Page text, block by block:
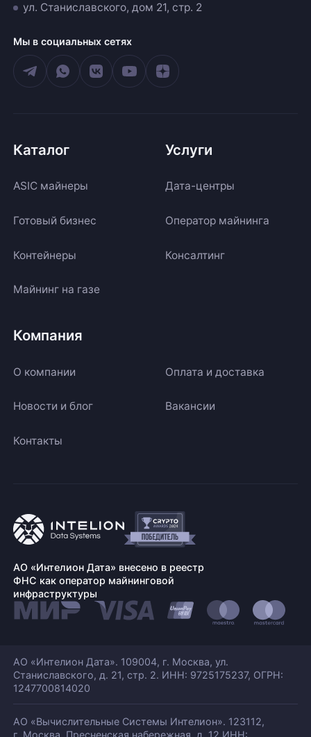
ул. Станиславского, дом 21, стр. 2
Мы в социальных сетях
Каталог
ASIC майнеры
Готовый бизнес
Контейнеры
Майнинг на газе
Услуги
Дата-центры
Оператор майнинга
Консалтинг
Компания
О компании Оплата и доставка
Новости и блог Вакансии
Контакты
АО «Интелион Дата» внесено в реестр
ФНС как оператор майнинговой
инфраструктуры
АО «Интелион Дата». 109004, г. Москва, ул.
Станиславского, д. 21, стр. 2. ИНН: 9725175237, ОГРН:
1247700814020
АО «Вычислительные Системы Интелион». 123112,
г. Москва, Пресненская набережная, д. 12 ИНН: